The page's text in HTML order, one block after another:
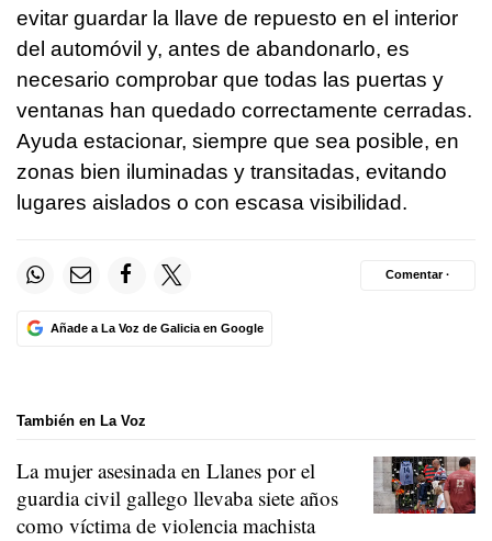
evitar guardar la llave de repuesto en el interior
del automóvil y, antes de abandonarlo, es
necesario comprobar que todas las puertas y
ventanas han quedado correctamente cerradas.
Ayuda estacionar, siempre que sea posible, en
zonas bien iluminadas y transitadas, evitando
lugares aislados o con escasa visibilidad.
Añade a La Voz de Galicia en Google
Comentar ·
También en La Voz
La mujer asesinada en Llanes por el
guardia civil gallego llevaba siete años
como víctima de violencia machista